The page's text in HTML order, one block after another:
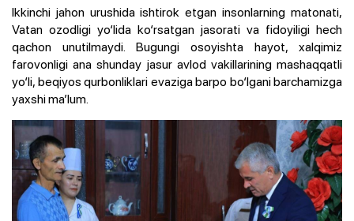
Ikkinchi jahon urushida ishtirok etgan insonlarning matonati,
Vatan ozodligi yo‘lida ko‘rsatgan jasorati va fidoyiligi hech
qachon unutilmaydi. Bugungi osoyishta hayot, xalqimiz
farovonligi ana shunday jasur avlod vakillarining mashaqqatli
yo‘li, beqiyos qurbonliklari evaziga barpo bo‘lgani barchamizga
yaxshi ma’lum.